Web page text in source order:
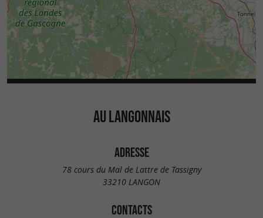
AU LANGONNAIS
ADRESSE
78 cours du Mal de Lattre de Tassigny
33210 LANGON
CONTACTS